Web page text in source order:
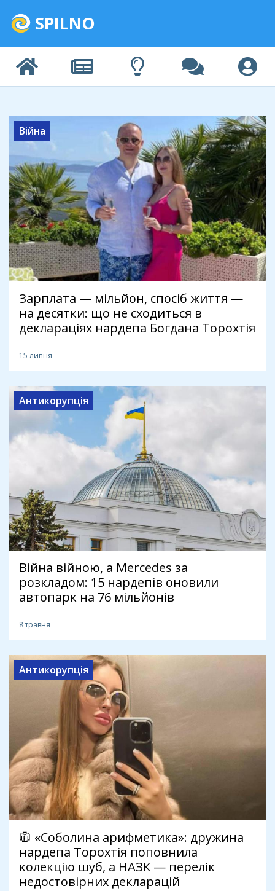
SPILNO
Війна
Зарплата — мільйон, спосіб життя —
на десятки: що не сходиться в
деклараціях нардепа Богдана Торохтія
15 липня
Антикорупція
Війна війною, а Merсedes за
розкладом: 15 нардепів оновили
автопарк на 76 мільйонів
8 травня
Антикорупція
🧥 «Соболина арифметика»: дружина
нардепа Торохтія поповнила
колекцію шуб, а НАЗК — перелік
недостовірних декларацій